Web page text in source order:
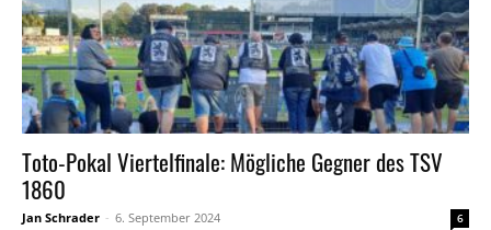
Toto-Pokal Viertelfinale: Mögliche Gegner des TSV
1860
Jan Schrader - 6. September 2024 6